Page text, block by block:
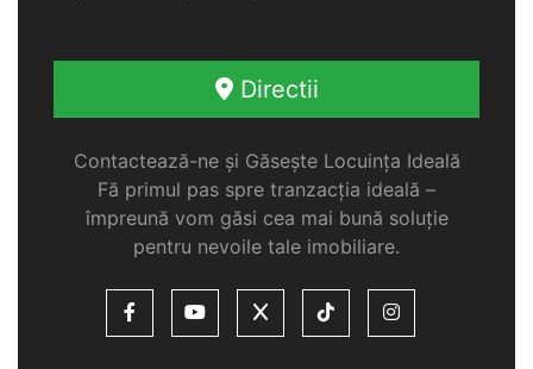
Directii
Contactează-ne și Găsește Locuința Ideală
Fă primul pas spre tranzacția ideală –
împreună vom găsi cea mai bună soluție
pentru nevoile tale imobiliare.